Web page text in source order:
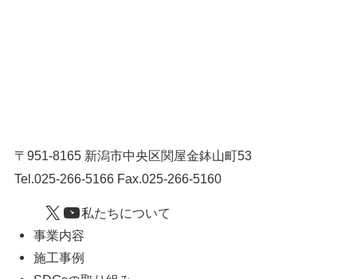
〒951-8165 新潟市中央区関屋金鉢山町53
Tel.025-266-5166 Fax.025-266-5160
X YouTube
私たちについて
事業内容
施工事例